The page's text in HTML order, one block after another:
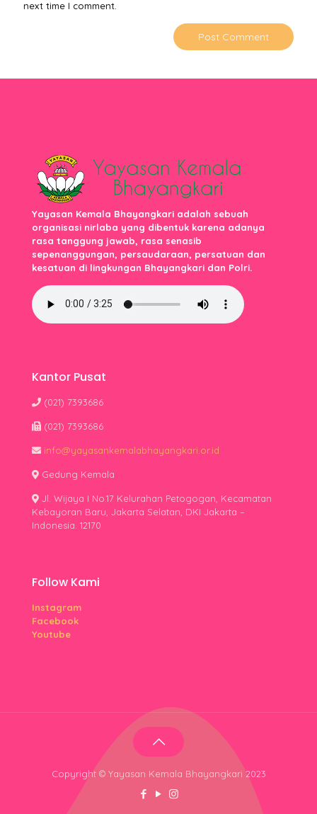
next time I comment.
Yayasan Kemala Bhayangkari adalah sebuah
organisasi nirlaba yang dibentuk karena adanya
rasa tanggung jawab, rasa senasib
sepenanggungan, persaudaraan, persatuan dan
kesatuan di lingkungan Bhayangkari dan Polri.
Kantor Pusat
(021) 7393686
(021) 7393686
info@yayasankemalabhayangkari.or.id
Gedung Kemala
Jl. Wijaya I No.17 Kelurahan Petogogan, Kecamatan
Kebayoran Baru, Jakarta Selatan, DKI Jakarta –
Indonesia. 12170
Follow Kami
Instagram
Facebook
Youtube
Copyright © Yayasan Kemala Bhayangkari 2023